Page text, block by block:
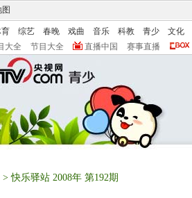
综艺 春晚 戏曲 音乐 科教 青少 文化
大全 节目大全 直播中国 赛事直播
> 快乐驿站 2008年 第192期